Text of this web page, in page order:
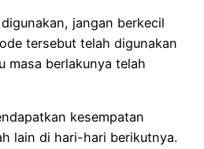
jangan berkecil
tersebut telah digunakan
masa berlakunya telah
kesempatan
lain di hari-hari berikutnya.